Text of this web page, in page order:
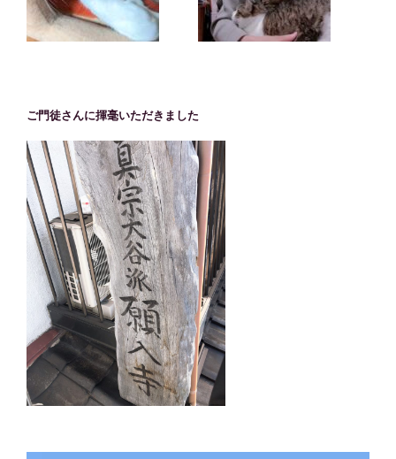
ご門徒さんに揮毫いただきました